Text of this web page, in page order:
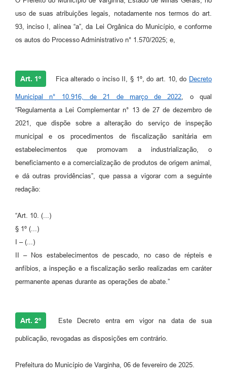
uso de suas atribuições legais, notadamente nos termos do art.
93, inciso I, alínea “a”, da Lei Orgânica do Município, e conforme
os autos do Processo Administrativo n° 1.570/2025; e,
Art. 1º Fica alterado o inciso II, § 1º, do art. 10, do Decreto
Municipal n° 10.916, de 21 de março de 2022, o qual
“Regulamenta a Lei Complementar n° 13 de 27 de dezembro de
2021, que dispõe sobre a alteração do serviço de inspeção
municipal e os procedimentos de fiscalização sanitária em
estabelecimentos que promovam a industrialização, o
beneficiamento e a comercialização de produtos de origem animal,
e dá outras providências”, que passa a vigorar com a seguinte
redação:
“Art. 10. (...)
§ 1º (...)
I – (...)
II – Nos estabelecimentos de pescado, no caso de répteis e
anfíbios, a inspeção e a fiscalização serão realizadas em caráter
permanente apenas durante as operações de abate.”
Art. 2º Este Decreto entra em vigor na data de sua
publicação, revogadas as disposições em contrário.
Prefeitura do Município de Varginha, 06 de fevereiro de 2025.